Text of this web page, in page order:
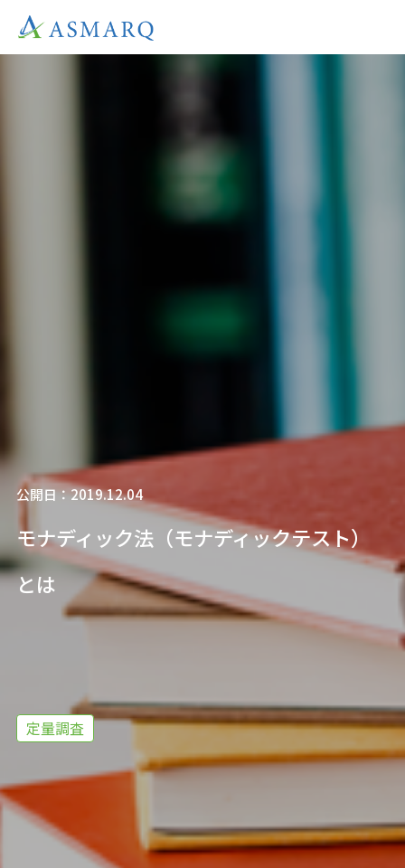
公開日：2019.12.04
モナディック法（モナディックテスト）
とは
定量調査